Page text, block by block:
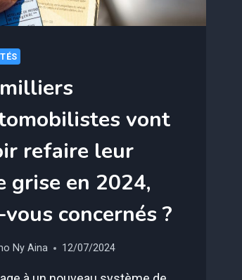
ÉXPIRÉS
vont
refaire leur
grise en 2024,
concernés ?
Ny Aina 12/07/2024